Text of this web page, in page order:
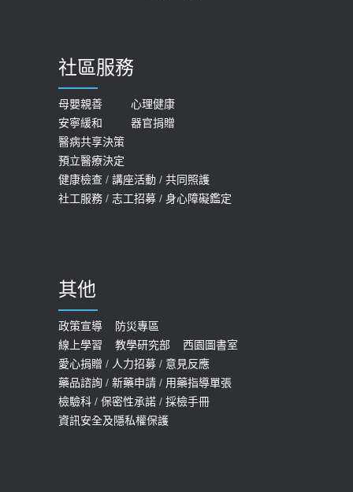
2026-05-21
女性必看國健署公費懶人包！這幾項檢
查完全免費 沒做虧大了
2026-05-14
膝蓋退化有9大部位 骨科醫坦言：不
一定得換人工關節
2019-10-08
20歲迪士尼男星因癲癇猝逝 老人小
孩最好發、醫師點出8大前兆
2019-07-09
預約
2022-01-07
114年【公費流感及新冠疫苗】門診
預約
2025-09-30
社區服務
母嬰親善
心理健康
安寧緩和
器官捐贈
醫病共享決策
預立醫療決定
健康檢查 / 講座活動 / 共同照護
社工服務 / 志工招募 / 身心障礙鑑定
其他
政策宣導
防災專區
線上學習
教學研究部
西園圖書室
愛心捐贈 / 人力招募 / 意見反應
藥品諮詢 / 新藥申請 / 用藥指導單張
檢驗科 / 保密性承諾 / 採檢手冊
資訊安全及隱私權保護